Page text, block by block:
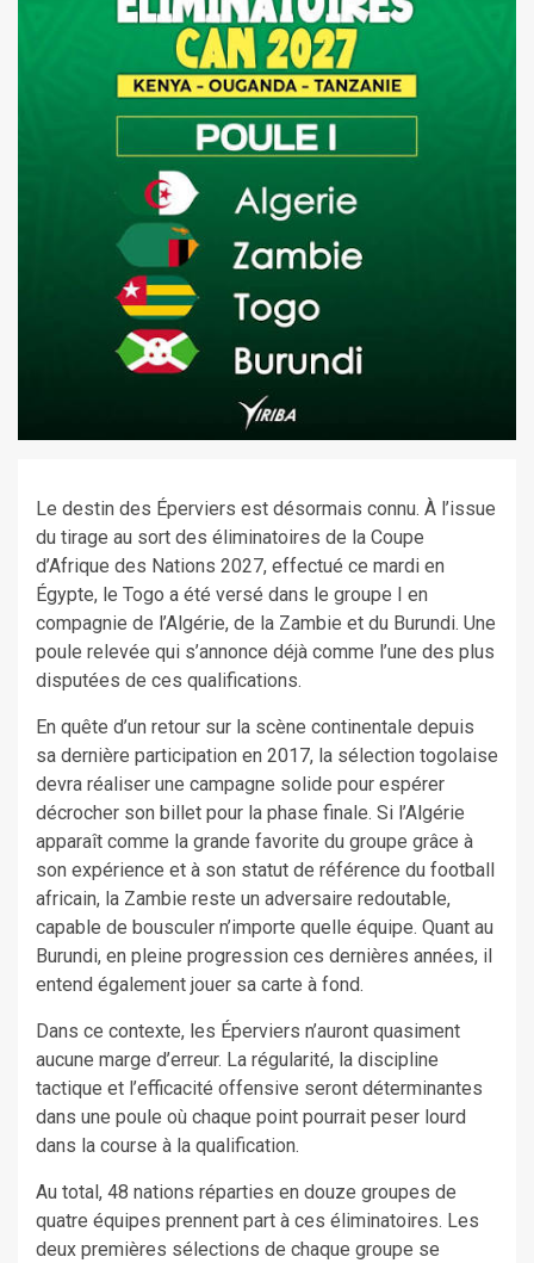
Le destin des Éperviers est désormais connu. À l’issue
du tirage au sort des éliminatoires de la Coupe
d’Afrique des Nations 2027, effectué ce mardi en
Égypte, le Togo a été versé dans le groupe I en
compagnie de l’Algérie, de la Zambie et du Burundi. Une
poule relevée qui s’annonce déjà comme l’une des plus
disputées de ces qualifications.
En quête d’un retour sur la scène continentale depuis
sa dernière participation en 2017, la sélection togolaise
devra réaliser une campagne solide pour espérer
décrocher son billet pour la phase finale. Si l’Algérie
apparaît comme la grande favorite du groupe grâce à
son expérience et à son statut de référence du football
africain, la Zambie reste un adversaire redoutable,
capable de bousculer n’importe quelle équipe. Quant au
Burundi, en pleine progression ces dernières années, il
entend également jouer sa carte à fond.
Dans ce contexte, les Éperviers n’auront quasiment
aucune marge d’erreur. La régularité, la discipline
tactique et l’efficacité offensive seront déterminantes
dans une poule où chaque point pourrait peser lourd
dans la course à la qualification.
Au total, 48 nations réparties en douze groupes de
quatre équipes prennent part à ces éliminatoires. Les
deux premières sélections de chaque groupe se